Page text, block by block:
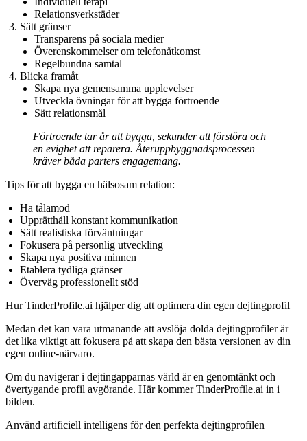
Relationsverkstäder
Sätt gränser
Transparens på sociala medier
Överenskommelser om telefonåtkomst
Regelbundna samtal
Blicka framåt
Skapa nya gemensamma upplevelser
Utveckla övningar för att bygga förtroende
Sätt relationsmål
Förtroende tar år att bygga, sekunder att förstöra och
en evighet att reparera. Återuppbyggnadsprocessen
kräver båda parters engagemang.
Tips för att bygga en hälsosam relation:
Ha tålamod
Upprätthåll konstant kommunikation
Sätt realistiska förväntningar
Fokusera på personlig utveckling
Skapa nya positiva minnen
Etablera tydliga gränser
Överväg professionellt stöd
Hur TinderProfile.ai hjälper dig att optimera din egen dejtingprofil
Medan det kan vara utmanande att avslöja dolda dejtingprofiler är
det lika viktigt att fokusera på att skapa den bästa versionen av din
egen online-närvaro.
Om du navigerar i dejtingapparnas värld är en genomtänkt och
övertygande profil avgörande. Här kommerTinderProfile.ai in i
bilden.
Använd artificiell intelligens för den perfekta dejtingprofilen